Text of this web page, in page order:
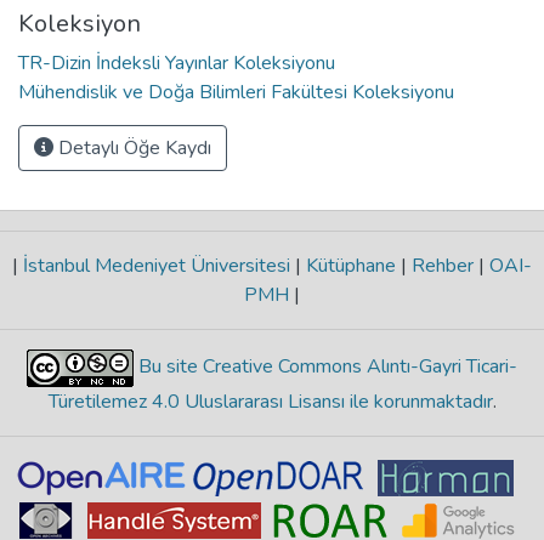
Koleksiyon
TR-Dizin İndeksli Yayınlar Koleksiyonu
Mühendislik ve Doğa Bilimleri Fakültesi Koleksiyonu
Detaylı Öğe Kaydı
| İstanbul Medeniyet Üniversitesi | Kütüphane | Rehber | OAI-
PMH |
Bu site Creative Commons Alıntı-Gayri Ticari-
Türetilemez 4.0 Uluslararası Lisansı ile korunmaktadır.